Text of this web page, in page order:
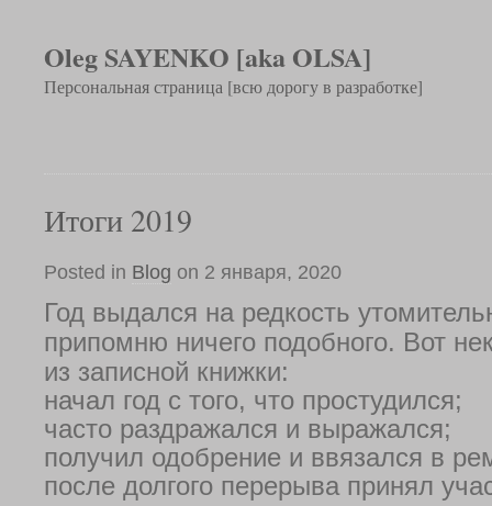
Oleg SAYENKO [aka OLSA]
Персональная страница [всю дорогу в разработке]
Итоги 2019
Posted in Blog on 2 января, 2020
Год выдался на редкость
припомню ничего подобного. Вот
из записной книжки:
начал год с того, что простудился;
часто раздражался и выражался;
получил одобрение и ввязался в
после долгого перерыва принял